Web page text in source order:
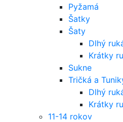
Pyžamá
Šatky
Šaty
Dlhý
Krátky
Sukne
Tričká a
Dlhý
Krátky
11-14 rokov